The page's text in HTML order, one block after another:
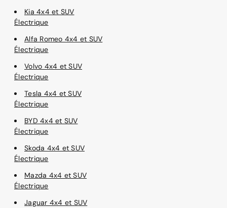
Kia 4x4 et SUV
Électrique
Alfa Romeo 4x4 et SUV
Électrique
Volvo 4x4 et SUV
Électrique
Tesla 4x4 et SUV
Électrique
BYD 4x4 et SUV
Électrique
Skoda 4x4 et SUV
Électrique
Mazda 4x4 et SUV
Électrique
Jaguar 4x4 et SUV